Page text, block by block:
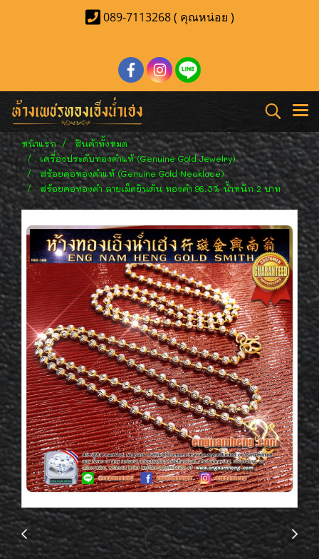
089-7113268 ( คุณหน่อย )
หน้าแรก
สินค้าทั้งหมด
เครื่องประดับทองคำแท้ (Genuine Gold Jewelry)
สร้อยคอทองคำแท้ (Genuine Gold Necklace)
สร้อยคอทองคำ ลายเม็ดยินตัน ทองคำ 96.5% น้ำหนัก 2 บาท